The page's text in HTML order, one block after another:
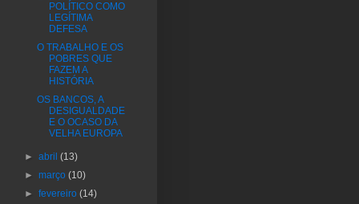
POLÍTICO COMO
LEGÍTIMA
DEFESA
O TRABALHO E OS
POBRES QUE
FAZEM A
HISTÓRIA
OS BANCOS, A
DESIGUALDADE
E O OCASO DA
VELHA EUROPA
►abril(13)
►março(10)
►fevereiro(14)